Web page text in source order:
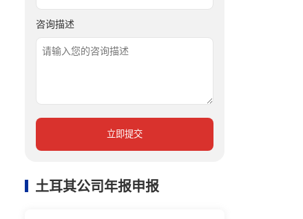
咨询描述
立即提交
土耳其公司年报申报